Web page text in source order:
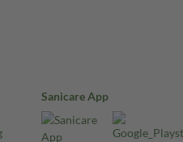
Sanicare App